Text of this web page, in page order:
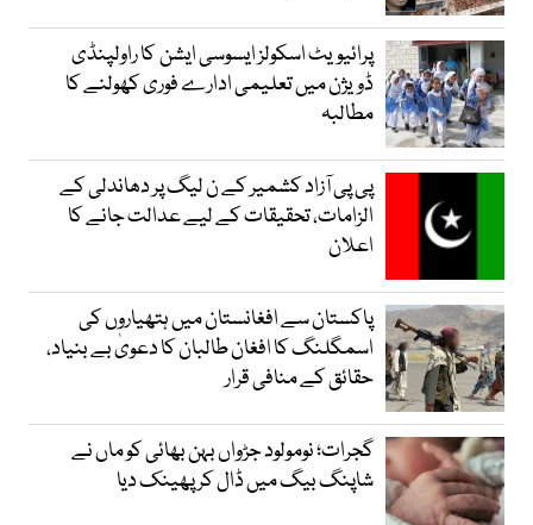
پرائیویٹ اسکولز ایسوسی ایشن کا راولپنڈی
ڈویژن میں تعلیمی ادارے فوری کھولنے کا
مطالبہ
پی پی آزاد کشمیر کے ن لیگ پر دھاندلی کے
الزامات، تحقیقات کے لیے عدالت جانے کا
اعلان
پاکستان سے افغانستان میں ہتھیاروں کی
اسمگلنگ کا افغان طالبان کا دعویٰ بے بنیاد،
حقائق کے منافی قرار
گجرات؛ نومولود جڑواں بہن بھائی کو ماں نے
شاپنگ بیگ میں ڈال کر پھینک دیا